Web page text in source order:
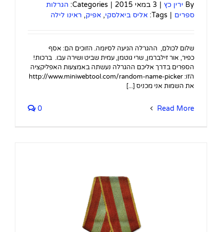
By ירין כץ | 3 במאי 2015 |
Categories: הגרלות
ספרים |
Tags: אליס ביאלסקי, אפיק, ראינו לילה
שלום לכולם, ההגרלה הגיעה לסיומה. הזוכים הם: אסף
כפיר, אור זילברמן, שרי גוטמן, עמית שביט ושירה עבו. ברכות!
הספרים בדרך אליכם ההגרלה נעשתה באמצעות האפליקציה
הזו: http://www.miniwebtool.com/random-name-picker
את השמות אני מכניס [...]
Read More
0